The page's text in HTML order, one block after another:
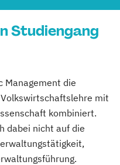
Studiengang
Management die
mit
kombiniert.
dabei nicht auf die